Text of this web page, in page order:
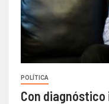
POLÍTICA
Con diagnóstico